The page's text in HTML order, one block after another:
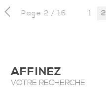
Page 2 / 16 1 2
AFFINEZ
VOTRE RECHERCHE